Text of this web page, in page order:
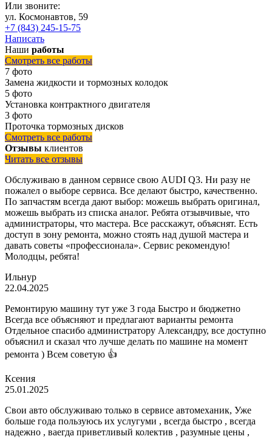
Или звоните:
ул. Космонавтов, 59
+7 (843) 245-15-75
Написать
Наши работы
Смотреть все работы
7 фото
Замена жидкости и тормозных колодок
5 фото
Установка контрактного двигателя
3 фото
Проточка тормозных дисков
Смотреть все работы
Отзывы клиентов
Читать все отзывы
Обслуживаю в данном сервисе свою AUDI Q3. Ни разу не
пожалел о выборе сервиса. Все делают быстро, качественно.
По запчастям всегда дают выбор: можешь выбрать оригинал,
можешь выбрать из списка аналог. Ребята отзывчивые, что
администраторы, что мастера. Все расскажут, объяснят. Есть
доступ в зону ремонта, можно стоять над душой мастера и
давать советы «профессионала». Сервис рекомендую!
Молодцы, ребята!
Ильнур
22.04.2025
Ремонтирую машину тут уже 3 года Быстро и бюджетно
Всегда все объясняют и предлагают варианты ремонта
Отдельное спасибо администратору Александру, все доступно
объяснил и сказал что лучше делать по машине на момент
ремонта ) Всем советую 👍
Ксения
25.01.2025
Свои авто обслуживаю только в сервисе автомеханик, Уже
больше года пользуюсь их услугуми , всегда быстро , всегда
надежно , ваегда приветливый колектив , разумные цены ,